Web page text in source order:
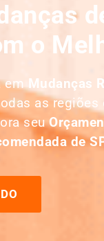
o
em Mudanças
as regiões
seuO
de